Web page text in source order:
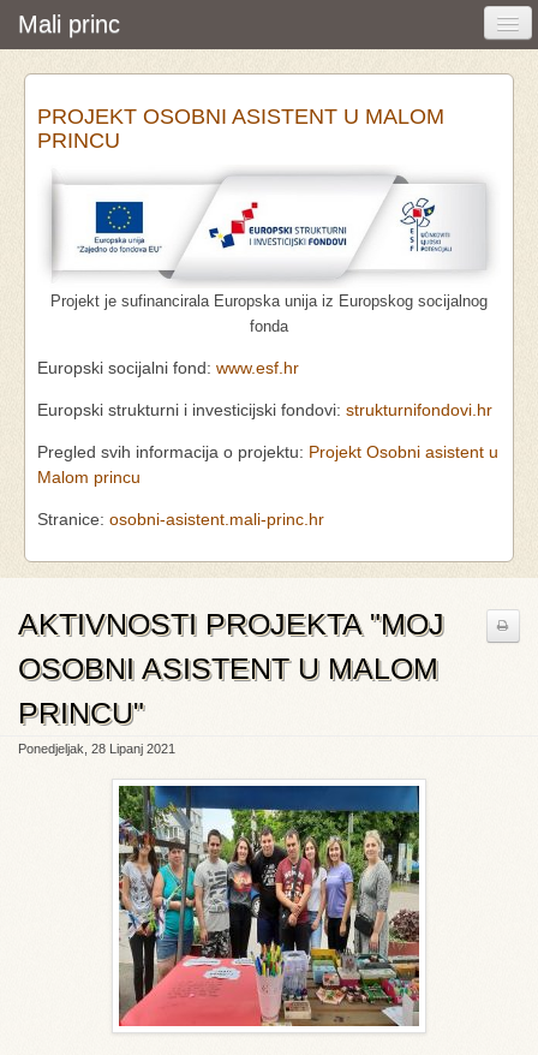
Mali princ
Početna
Vijesti i događanja
Udruga
Pretraživanje
PROJEKT OSOBNI ASISTENT U MALOM
PRINCU
Projekt je sufinancirala Europska unija iz Europskog socijalnog
fonda
Europski socijalni fond: www.esf.hr
Europski strukturni i investicijski fondovi: strukturnifondovi.hr
Pregled svih informacija o projektu: Projekt Osobni asistent u
Malom princu
Stranice: osobni-asistent.mali-princ.hr
AKTIVNOSTI PROJEKTA "MOJ
OSOBNI ASISTENT U MALOM
PRINCU"
Ponedjeljak, 28 Lipanj 2021